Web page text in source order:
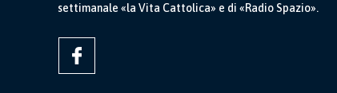
settimanale «la Vita Cattolica» e di «Radio Spazio».